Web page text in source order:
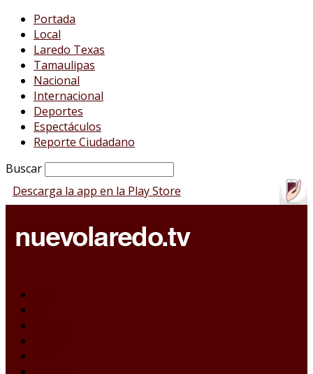
Portada
Local
Laredo Texas
Tamaulipas
Nacional
Internacional
Deportes
Espectáculos
Reporte Ciudadano
Buscar
Descarga la app en la Play Store